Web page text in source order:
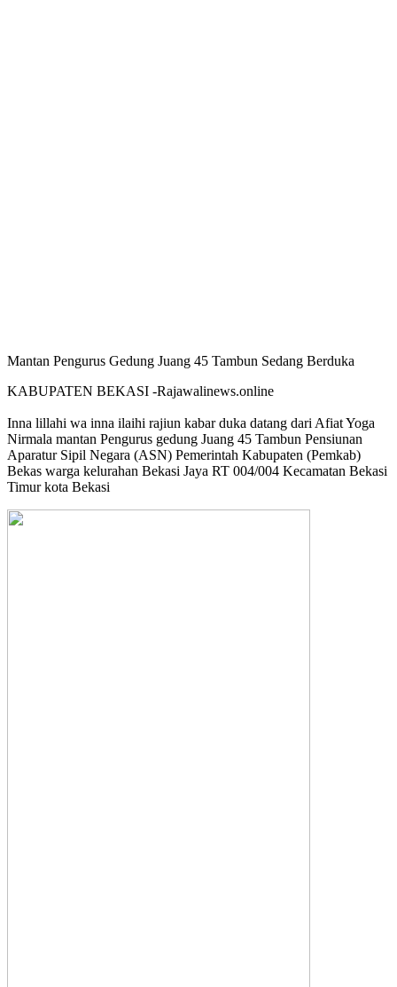
Mantan Pengurus Gedung Juang 45 Tambun Sedang Berduka
KABUPATEN BEKASI -Rajawalinews.online
Inna lillahi wa inna ilaihi rajiun kabar duka datang dari Afiat Yoga
Nirmala mantan Pengurus gedung Juang 45 Tambun Pensiunan
Aparatur Sipil Negara (ASN) Pemerintah Kabupaten (Pemkab)
Bekas warga kelurahan Bekasi Jaya RT 004/004 Kecamatan Bekasi
Timur kota Bekasi